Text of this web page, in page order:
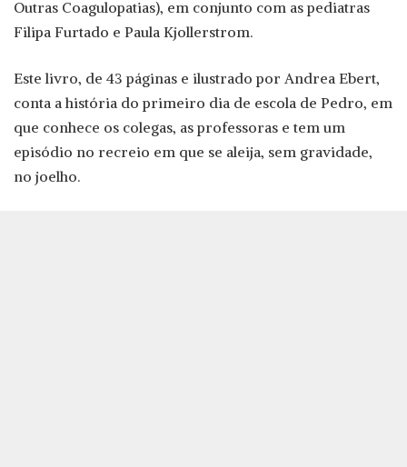
Outras Coagulopatias), em conjunto com as pediatras
Filipa Furtado e Paula Kjollerstrom.
Este livro, de 43 páginas e ilustrado por Andrea Ebert,
conta a história do primeiro dia de escola de Pedro, em
que conhece os colegas, as professoras e tem um
episódio no recreio em que se aleija, sem gravidade,
no joelho.